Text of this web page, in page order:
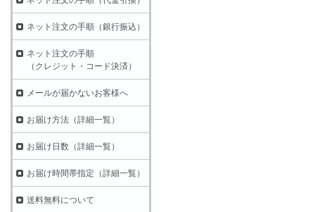
ネット注文の手順（銀行振込）
ネット注文の手順
（クレジット・コード決済）
メールが届かないお客様へ
お届け方法（詳細一覧）
お届け日数（詳細一覧）
お届け時間帯指定（詳細一覧）
送料無料について